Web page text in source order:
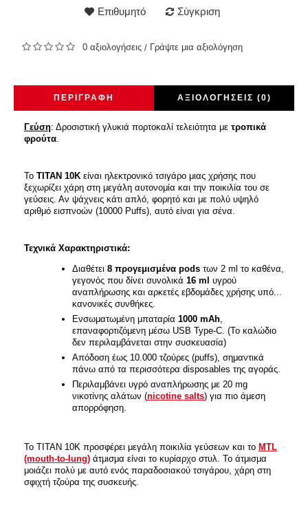
Επιθυμητό Σύγκριση
0 αξιολογήσεις / Γράψτε μια αξιολόγηση
ΠΕΡΙΓΡΑΦΉ ΑΞΙΟΛΟΓΉΣΕΙΣ (0)
Γεύση: Δροσιστική γλυκιά πορτοκαλί τελειότητα με τροπικά
φρούτα
Το TITAN 10K είναι ηλεκτρονικό τσιγάρο μιας χρήσης που
ξεχωρίζει χάρη στη μεγάλη αυτονομία και την ποικιλία του σε
γεύσεις. Αν ψάχνεις κάτι απλό, φορητό και με πολύ υψηλό
αριθμό εισπνοών (10000 Puffs), αυτό είναι για σένα.
Τεχνικά Χαρακτηριστικά:
Διαθέτει 8 προγεμισμένα pods των 2 ml το καθένα,
γεγονός που δίνει συνολικά 16 ml υγρού
αναπλήρωσης και αρκετές εβδομάδες χρήσης υπό...
κανονικές συνθήκες.
Ενσωματωμένη μπαταρία 1000 mAh
επαναφορτιζόμενη μέσω USB Type-C. (Το καλώδιο
δεν περιλαμβάνεται στην συσκευασία)
Απόδοση έως 10.000 τζούρες (puffs), σημαντικά
πάνω από τα περισσότερα disposables της αγοράς.
Περιλαμβάνει υγρό αναπλήρωσης με 20 mg
νικοτίνης αλάτων (nicotine salts) για πιο άμεση
απορρόφηση.
Το TITAN 10K προσφέρει μεγάλη ποικιλία γεύσεων και το MTL
(mouth-to-lung) άτμισμα είναι το κυρίαρχο στυλ. Το άτμισμα
μοιάζει πολύ με αυτό ενός παραδοσιακού τσιγάρου, χάρη στη
σφιχτή τζούρα της συσκευής.